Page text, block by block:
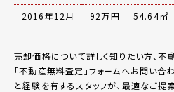
2016年12月
92万円 54.64㎡
売却価格について詳しく知りたい方、不
「不動産無料査定 」フォームへお問い合
と経験を有するスタッフが、最適なご提